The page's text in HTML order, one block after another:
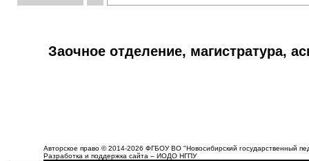
Заочное отделение, магистратура,
Авторское право © 2014-2026 ФГБОУ ВО "Новосибирский государственный
Разработка и поддержка сайта – ИОДО НГПУ